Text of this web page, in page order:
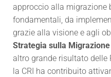
approccio alla migrazione
fondamentali, da
grazie alla visione e agli
Strategia sulla
altro grande risultato delle
la CRI ha contribuito